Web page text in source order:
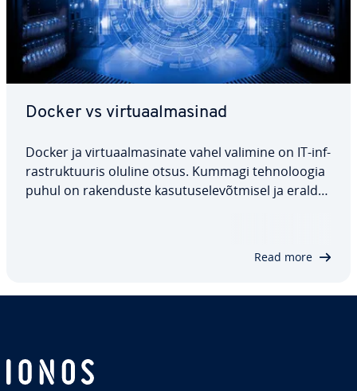
Docker vs vir­tuaal­ma­si­nad
Docker ja vir­tuaal­ma­si­nate vahel valimine on IT-inf­
ra­struk­tuu­ris oluline otsus. Kummagi teh­no­loo­gia
puhul on ra­ken­duste ka­su­tuse­le­võt­misel ja eral­da­
Read more